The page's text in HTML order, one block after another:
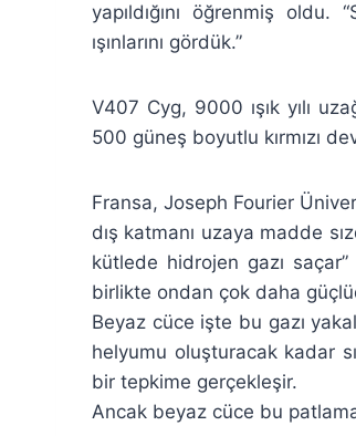
yapıldığını öğrenmiş
ışınlarını gördük.”
V407 Cyg, 9000 ışık yılı
500 güneş boyutlu kırmızı
Fransa, Joseph Fourier
dış katmanı uzaya madde
kütlede hidrojen gazı
birlikte ondan çok daha
Beyaz cüce işte bu gazı
helyumu oluşturacak kadar
bir tepkime gerçekleşir.
Ancak beyaz cüce bu